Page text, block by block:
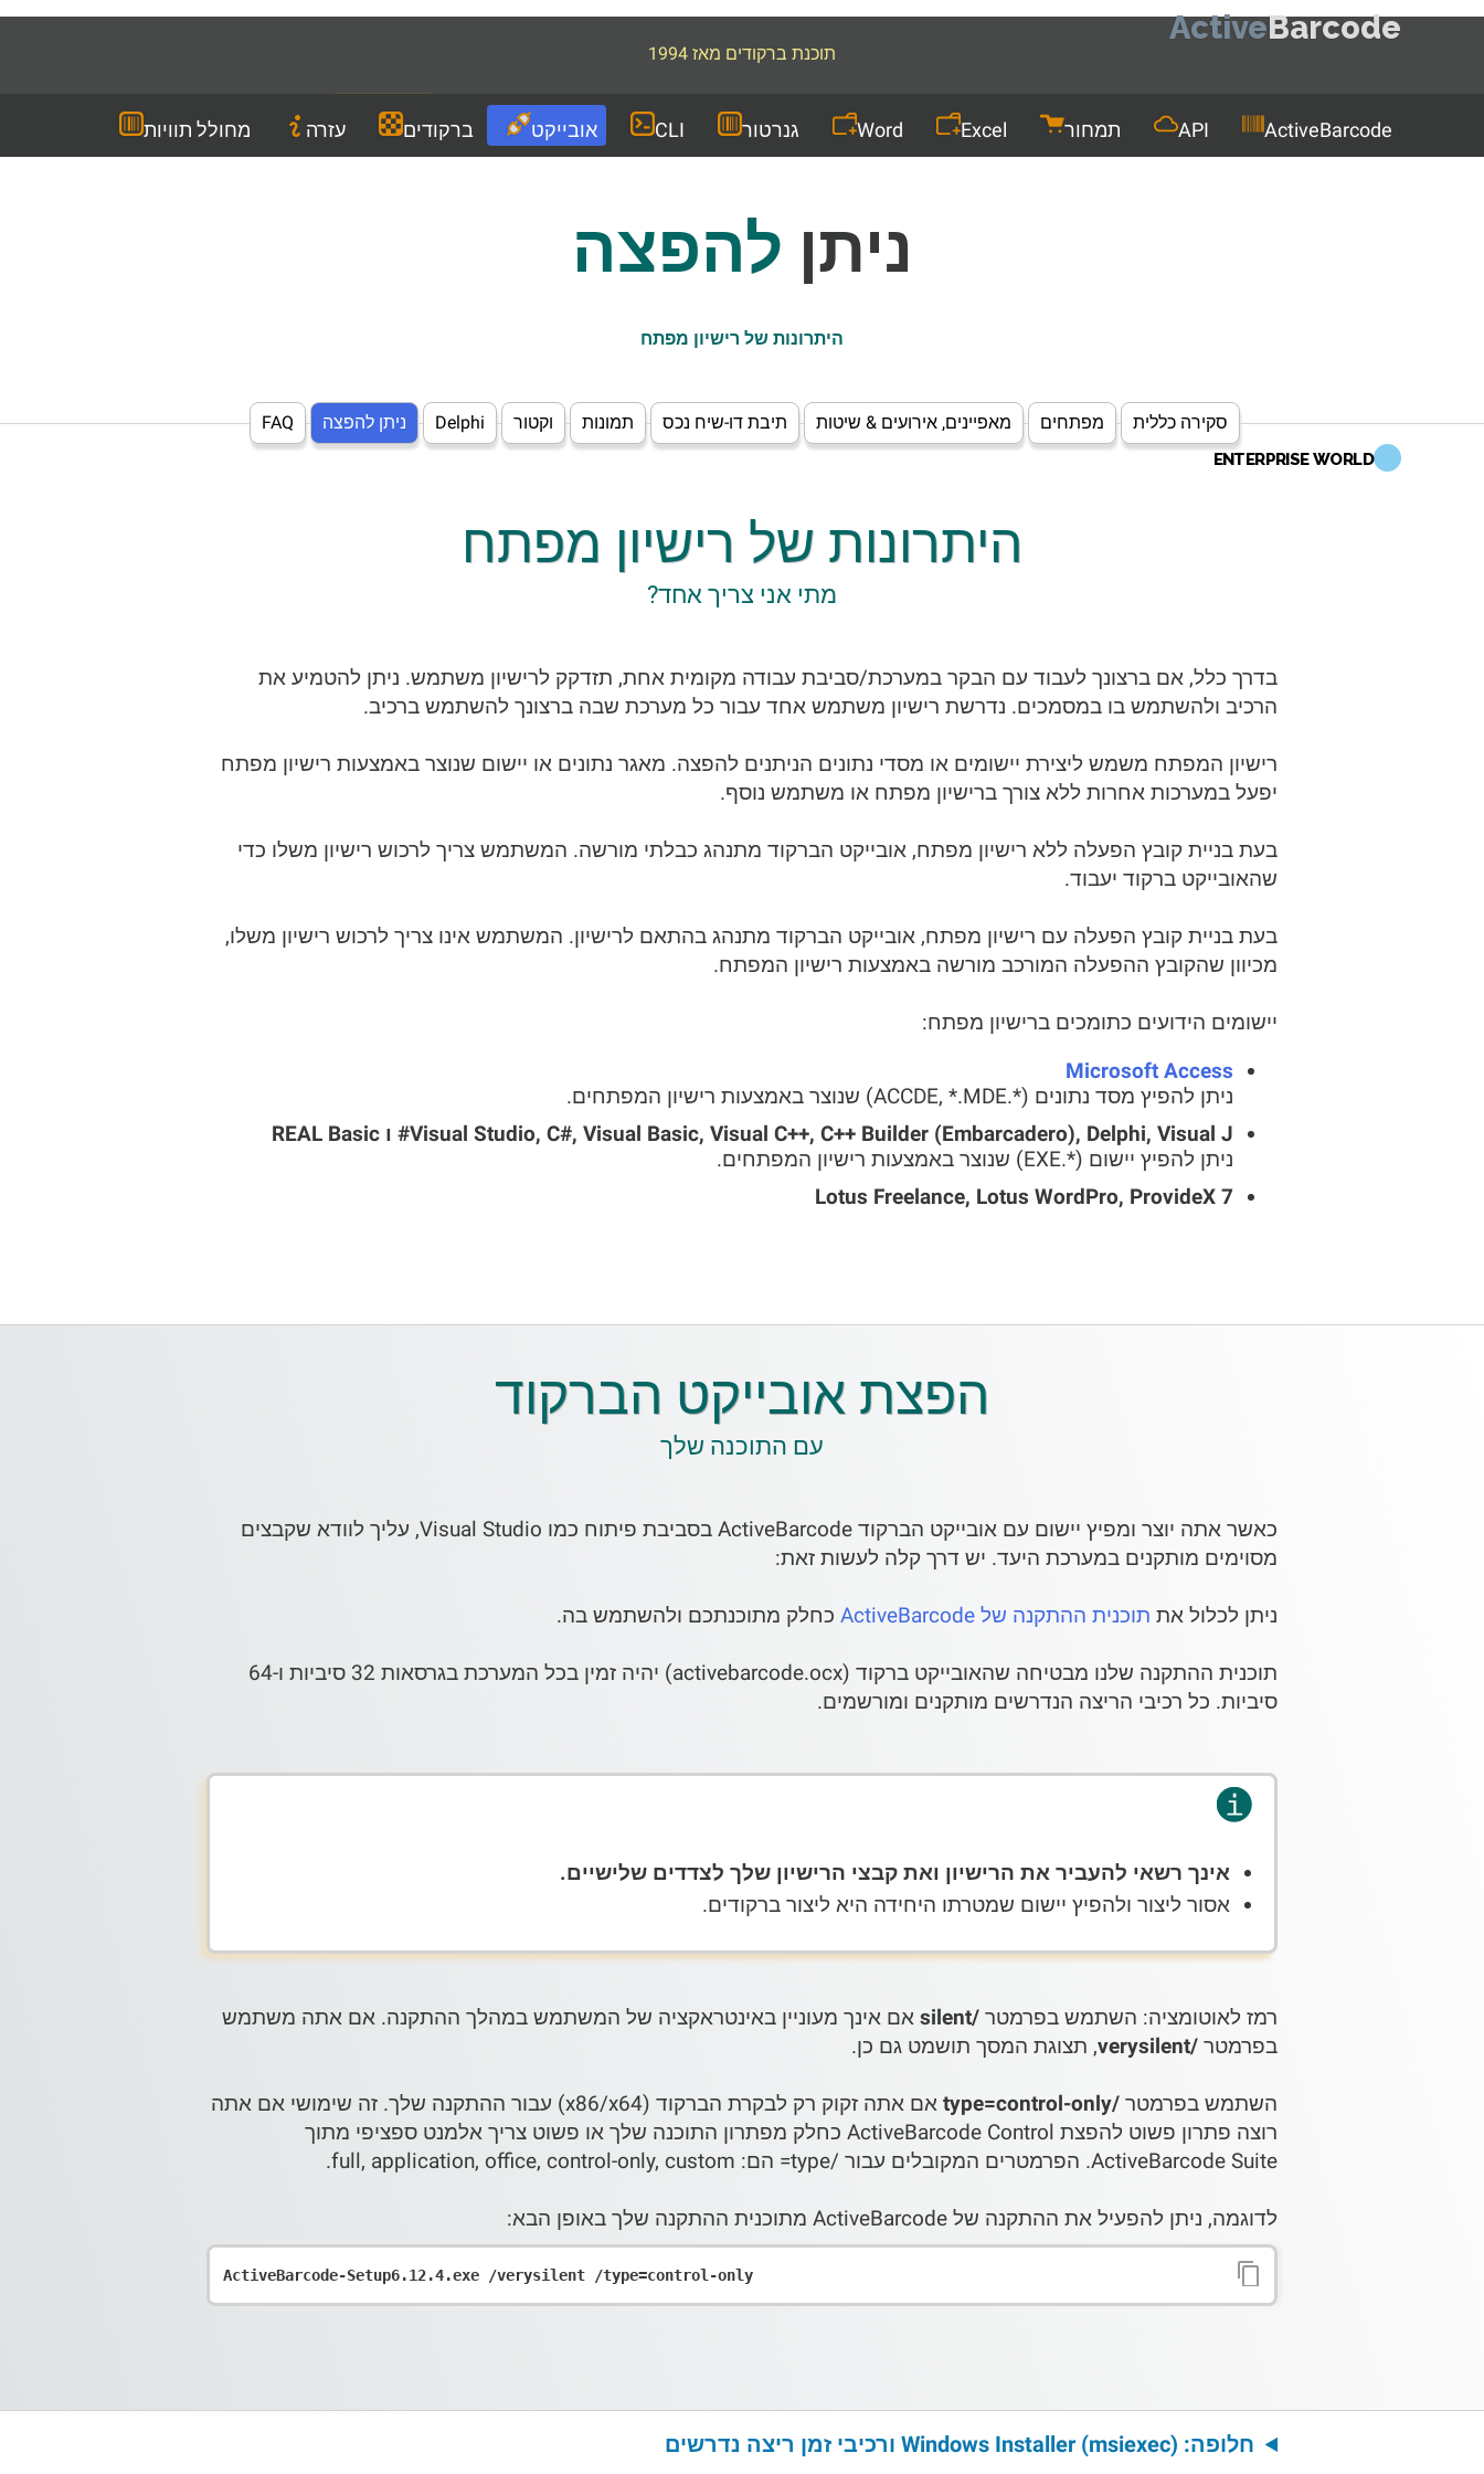
ActiveBarcode
תוכנת ברקודים מאז 1994
הורדה
ActiveBarcode
API תמחור Excel
Word גנרטור CLI אובייקט ברקודים עזרה מחולל תוויות
ניתן להפצה
היתרונות של רישיון מפתח
סקירה כללית מפתחים מאפיינים, אירועים & שיטות תיבת דו-שיח נכס תמונות וקטור Delphi ניתן להפצה FAQ
ENTERPRISE WORLD
היתרונות של רישיון מפתח
מתי אני צריך אחד?
בדרך כלל, אם ברצונך לעבוד עם הבקר במערכת/סביבת עבודה מקומית אחת, תזדקק לרישיון משתמש. ניתן להטמיע את
הרכיב ולהשתמש בו במסמכים. נדרשת רישיון משתמש אחד עבור כל מערכת שבה ברצונך להשתמש ברכיב.
רישיון המפתח משמש ליצירת יישומים או מסדי נתונים הניתנים להפצה. מאגר נתונים או יישום שנוצר באמצעות רישיון מפתח
יפעל במערכות אחרות ללא צורך ברישיון מפתח או משתמש נוסף.
בעת בניית קובץ הפעלה ללא רישיון מפתח, אובייקט הברקוד מתנהג כבלתי מורשה. המשתמש צריך לרכוש רישיון משלו כדי
שהאובייקט ברקוד יעבוד.
בעת בניית קובץ הפעלה עם רישיון מפתח, אובייקט הברקוד מתנהג בהתאם לרישיון. המשתמש אינו צריך לרכוש רישיון משלו,
מכיוון שהקובץ ההפעלה המורכב מורשה באמצעות רישיון המפתח.
יישומים הידועים כתומכים ברישיון מפתח:
Microsoft Access
ניתן להפיץ מסד נתונים (*.ACCDE, *.MDE) שנוצר באמצעות רישיון המפתחים.
Visual Studio, C#, Visual Basic, Visual C++, C++ Builder (Embarcadero), Delphi, Visual J# ו REAL Basic
ניתן להפיץ יישום (*.EXE) שנוצר באמצעות רישיון המפתחים.
Lotus Freelance, Lotus WordPro, ProvideX 7
הפצת אובייקט הברקוד
עם התוכנה שלך
כאשר אתה יוצר ומפיץ יישום עם אובייקט הברקוד ActiveBarcode בסביבת פיתוח כמו Visual Studio, עליך לוודא שקבצים
מסוימים מותקנים במערכת היעד. יש דרך קלה לעשות זאת:
ניתן לכלול את תוכנית ההתקנה של ActiveBarcode כחלק מתוכנתכם ולהשתמש בה.
תוכנית ההתקנה שלנו מבטיחה שהאובייקט ברקוד (activebarcode.ocx) יהיה זמין בכל המערכת בגרסאות 32 סיביות ו-64
סיביות. כל רכיבי הריצה הנדרשים מותקנים ומורשמים.
אינך רשאי להעביר את הרישיון ואת קבצי הרישיון שלך לצדדים שלישיים.
אסור ליצור ולהפיץ יישום שמטרתו היחידה היא ליצור ברקודים.
רמז לאוטומציה: השתמש בפרמטר /silent
אם אינך מעוניין באינטראקציה של המשתמש במהלך ההתקנה. אם אתה משתמש
בפרמטר /verysilent , תצוגת המסך תושמט גם כן.
השתמש בפרמטר /type=control-only
אם אתה זקוק רק לבקרת הברקוד (x86/x64) עבור ההתקנה שלך. זה שימושי אם אתה
רוצה פתרון פשוט להפצת ActiveBarcode Control כחלק מפתרון התוכנה שלך או פשוט צריך אלמנט ספציפי מתוך
ActiveBarcode Suite. הפרמטרים המקובלים עבור /type= הם: full, application, office, control-only, custom.
לדוגמה, ניתן להפעיל את ההתקנה של ActiveBarcode מתוכנית ההתקנה שלך באופן הבא:
חלופה: Windows Installer (msiexec) ורכיבי זמן ריצה נדרשים